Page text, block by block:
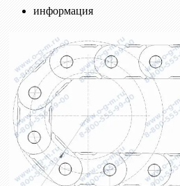
информация